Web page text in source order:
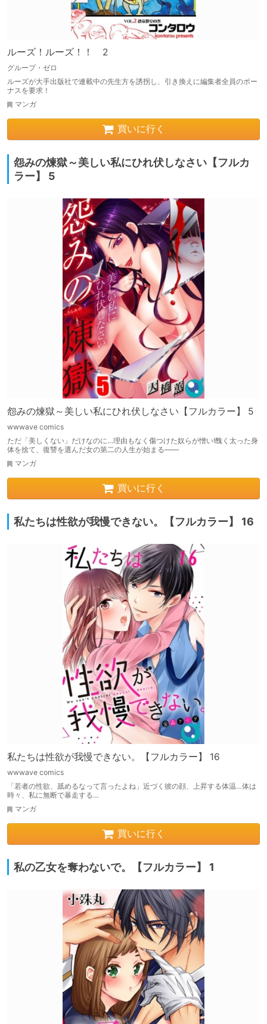
ルーズ！ルーズ！！ 2
グループ・ゼロ
ルーズが大手出版社で連載中の先生方を誘拐し、引き換えに編集者全員のボー
ナスを要求！
マンガ
買いに行く
怨みの煉獄～美しい私にひれ伏しなさい【フルカ
ラー】 5
怨みの煉獄～美しい私にひれ伏しなさい【フルカラー】 5
wwwave comics
ただ「美しくない」だけなのに…理由もなく傷つけた奴らが憎い!醜く太った身
体を捨て、復讐を選んだ女の第二の人生が始まる――
マンガ
買いに行く
私たちは性欲が我慢できない。【フルカラー】 16
私たちは性欲が我慢できない。【フルカラー】 16
wwwave comics
「若者の性欲、舐めるなって言ったよね」近づく彼の顔、上昇する体温…体は
時々、私に無断で暴走する…
マンガ
買いに行く
私の乙女を奪わないで。【フルカラー】 1